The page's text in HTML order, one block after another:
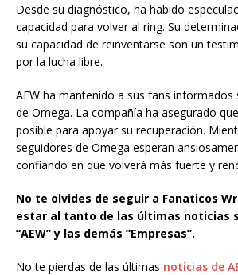
Desde su diagnóstico, ha habido
capacidad para volver al ring. Su
su capacidad de reinventarse son un
por la lucha libre.
AEW ha mantenido a sus fans informados
de Omega. La compañía ha asegurado
posible para apoyar su recuperación.
seguidores de Omega esperan
confiando en que volverá más fuerte y
No te olvides de seguir a Fanaticos
estar al tanto de las últimas noticias
“AEW” y las demás “Empresas”.
No te pierdas de las últimas noticias de